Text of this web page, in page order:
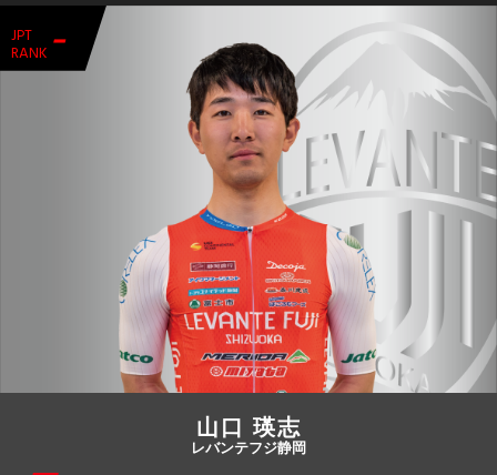
チーム・選手
競技ガイド
加盟・登録
エントリー
JBCF ROAD SERIESとは
JPT
RANK -
山口 瑛志
レバンテフジ静岡